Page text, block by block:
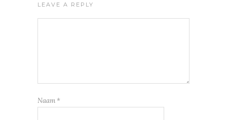
LEAVE A REPLY
Naam *